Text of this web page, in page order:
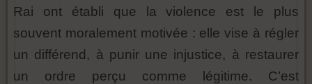
Rai ont établi que la violence est le plus
souvent moralement motivée : elle vise à régler
un différend, à punir une injustice, à restaurer
un ordre perçu comme légitime. C’est